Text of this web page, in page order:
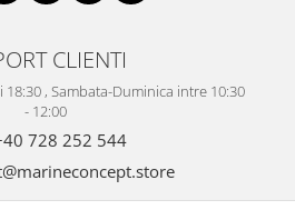
CLIENTI
, Sambata-Duminica intre 10:30
- 12:00
728 252 544